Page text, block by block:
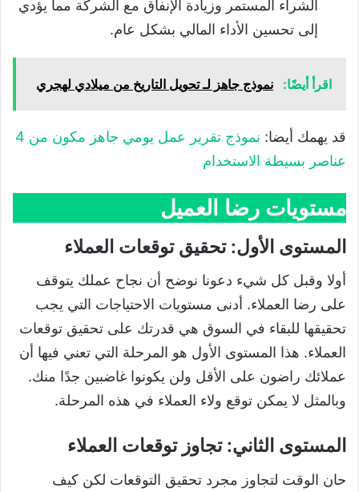
الشراء المستمر وزيادة الإنفاق مع الشركة مما يؤدي
إلى تحسين الأداء المالي بشكل عام.
اقرأ أيضًا: نموذج جاهز لـ تحويل التاريخ من ميلادي لهجري
قد يهمك أيضا:
نموذج تقرير عمل يومي جاهز مكون من 4
عناصر بسيطة الاستخدام
مستويات رضا العميل
المستوى الأول: تحقيق توقعات العملاء
أولا وقبل كل شيء دعونا نوضح أن نجاح عملك يتوقف
على رضا العملاء. أدنى مستويات الاحتياجات التي يجب
تحقيقها للبقاء في السوق هي قدرتك على تحقيق توقعات
العملاء. هذا المستوى الأول هو المرحلة التي تعني فيها أن
عملائك راضون على الأقل ولن يكونوا غاضبين جدًا منك.
وبالمثل لا يمكن توقع ولاء العملاء في هذه المرحلة.
المستوى الثاني: تجاوز توقعات العملاء
حان الوقت لتجاوز مجرد تحقيق التوقعات لكن كيف